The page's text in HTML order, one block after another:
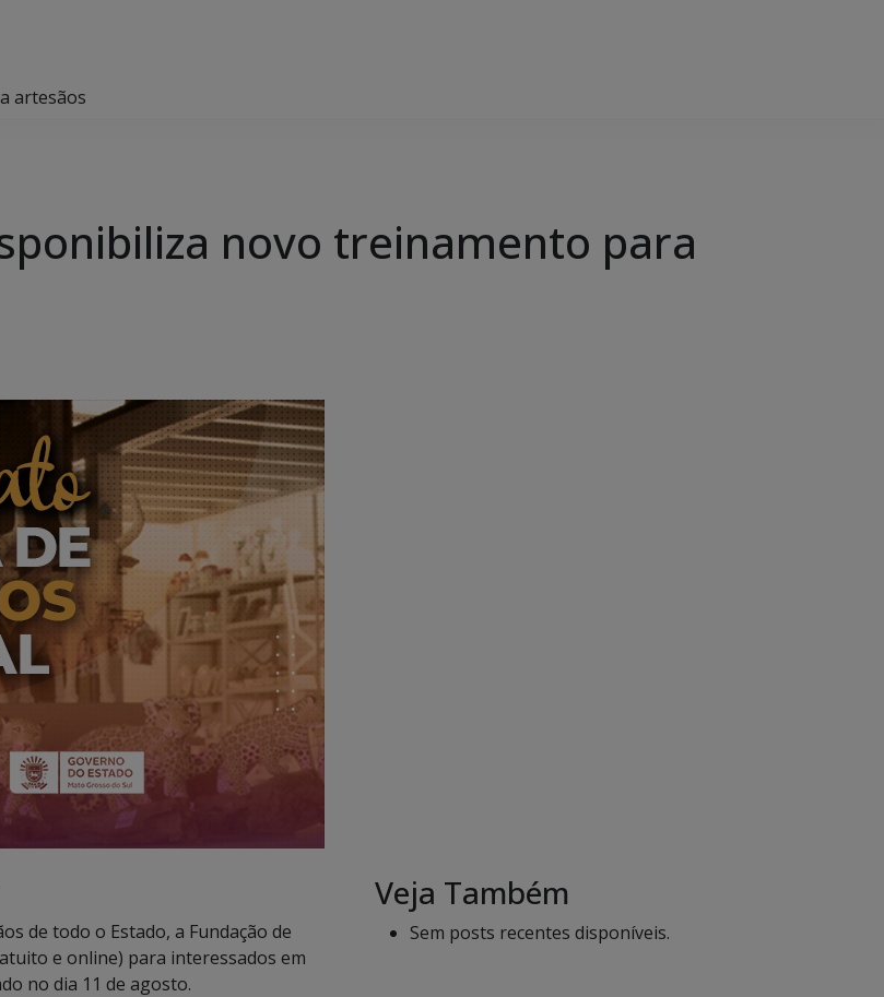
artesãos
novo treinamento para
de todo o Estado, a Fundação de
e online) para interessados em
no dia 11 de agosto.
Veja Também
Sem posts recentes disponíveis.